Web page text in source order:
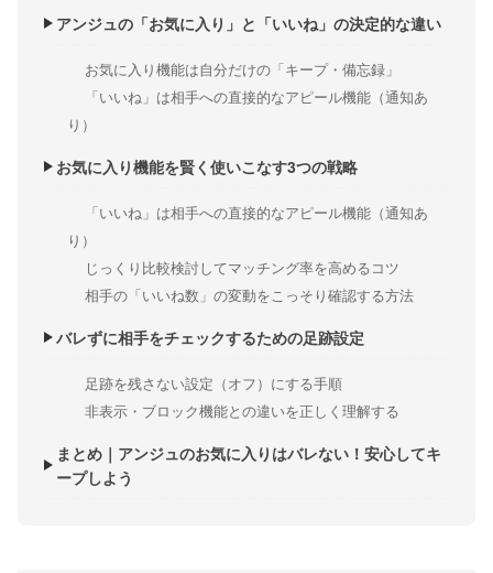
アンジュの「お気に入り」と「いいね」の決定的な違い
お気に入り機能は自分だけの「キープ・備忘録」
「いいね」は相手への直接的なアピール機能（通知あ
り）
お気に入り機能を賢く使いこなす3つの戦略
「いいね」は相手への直接的なアピール機能（通知あ
り）
じっくり比較検討してマッチング率を高めるコツ
相手の「いいね数」の変動をこっそり確認する方法
バレずに相手をチェックするための足跡設定
足跡を残さない設定（オフ）にする手順
非表示・ブロック機能との違いを正しく理解する
まとめ｜アンジュのお気に入りはバレない！安心してキ
ープしよう